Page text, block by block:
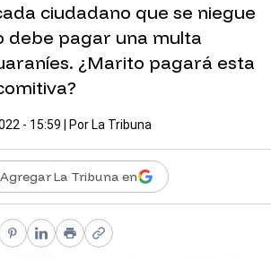
ciudadano que se niegue
debe pagar una multa
¿Marito pagará esta
- 15:59 | Por La Tribuna
Agregar La Tribuna en
Pinterest
LinkedIn
PrintCopy link